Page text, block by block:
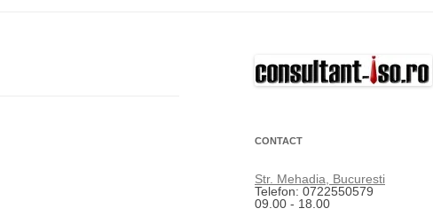
CONTACT
Str. Mehadia, Bucuresti
Telefon: 0722550579
09.00 - 18.00